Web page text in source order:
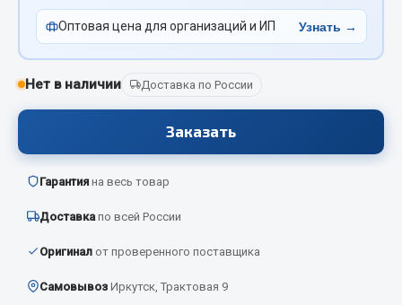
Автономные воздушные отопители
Жидкостные подогреватели
Отопители салона
Подогреватели тосола
Автотовары
Автозвук
Автокаталоги
Аптечки и знаки автомобильные
Оптовая цена для организаций и ИП Узнать →
Нет в наличии Доставка по России
Заказать
Гарантия на весь товар
Доставка по всей России
Оригинал от проверенного поставщика
Самовывоз Иркутск, Трактовая 9